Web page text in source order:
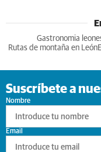
Gastronomia
Rutas de montaña en León
Suscríbete a
Nombre
Email